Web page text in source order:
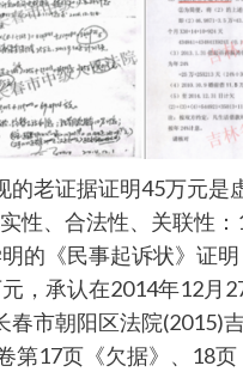
的老证据证明45万元是
性、合法性、关联性：
的《民事起诉状》证
，承认在2014年12月
春市朝阳区法院(2015)
第17页《欠据》、18